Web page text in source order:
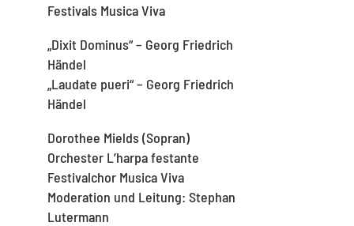
Festivals Musica Viva
„Dixit Dominus“ – Georg Friedrich
Händel
„Laudate pueri“ – Georg Friedrich
Händel
Dorothee Mields (Sopran)
Orchester L’harpa festante
Festivalchor Musica Viva
Moderation und Leitung: Stephan
Lutermann